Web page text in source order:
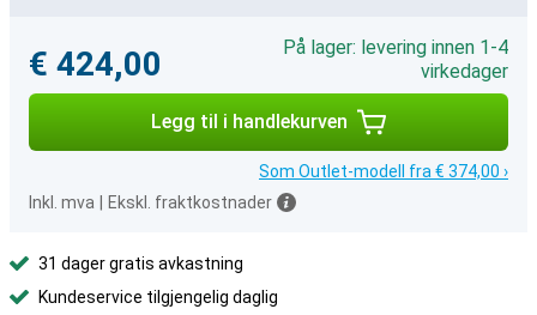
€ 424,00
På lager: levering innen 1-4
virkedager
Legg til i handlekurven
Som Outlet-modell fra € 374,00 ›
Inkl. mva
Ekskl. fraktkostnader
31 dager gratis avkastning
Kundeservice tilgjengelig daglig